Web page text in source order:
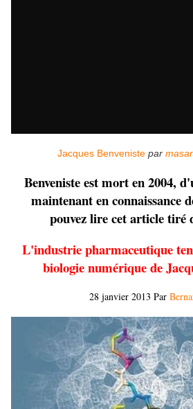
Jacques Benveniste par
Benveniste est mort en 2004,
maintenant en connaissance
pouvez lire cet article tiré
L'industrie pharmaceutique
biologie numérique de
28 janvier 2013 Par